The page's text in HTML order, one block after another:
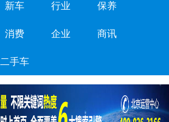
新车 行业 保养
消费 企业 商讯
二手车